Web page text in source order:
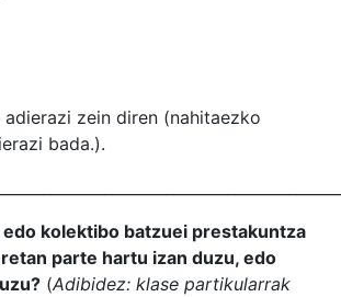
adierazi zein diren (nahitaezko
bada.).
kolektibo batzuei prestakuntza
parte hartu izan duzu, edo
(Adibidez: klase partikularrak